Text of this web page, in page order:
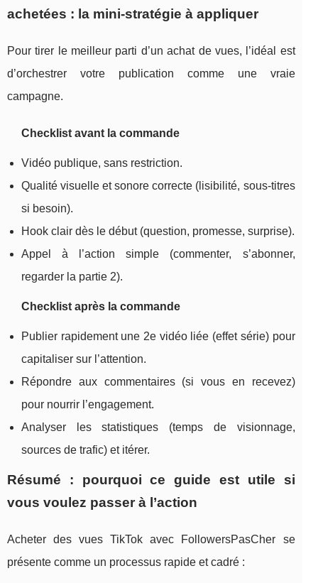
achetées : la mini-stratégie à appliquer
Pour tirer le meilleur parti d’un achat de vues, l’idéal est
d’orchestrer votre publication comme une vraie
campagne.
Checklist avant la commande
Vidéo publique, sans restriction.
Qualité visuelle et sonore correcte (lisibilité, sous-titres
si besoin).
Hook clair dès le début (question, promesse, surprise).
Appel à l’action simple (commenter, s’abonner,
regarder la partie 2).
Checklist après la commande
Publier rapidement une 2e vidéo liée (effet série) pour
capitaliser sur l’attention.
Répondre aux commentaires (si vous en recevez)
pour nourrir l’engagement.
Analyser les statistiques (temps de visionnage,
sources de trafic) et itérer.
Résumé : pourquoi ce guide est utile si
vous voulez passer à l’action
Acheter des vues TikTok avec FollowersPasCher se
présente comme un processus rapide et cadré :